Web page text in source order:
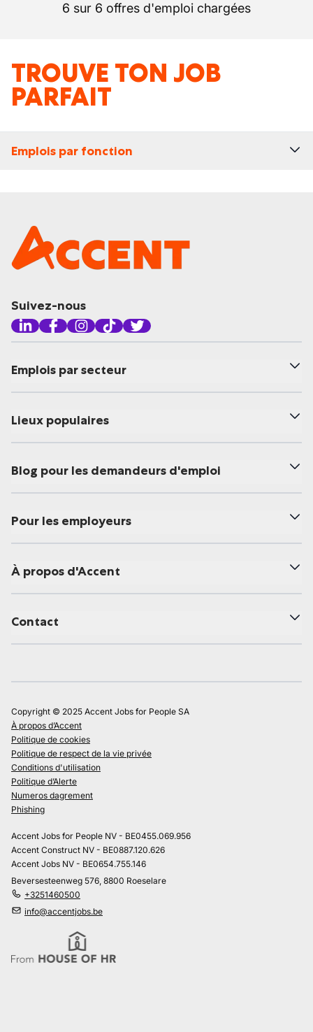
6 sur 6 offres d'emploi chargées
TROUVE TON JOB
PARFAIT
Emplois par fonction
Suivez-nous
Emplois par secteur
Lieux populaires
Blog pour les demandeurs d'emploi
Pour les employeurs
À propos d'Accent
Contact
Copyright © 2025 Accent Jobs for People SA
À propos d’Accent
Politique de cookies
Politique de respect de la vie privée
Conditions d'utilisation
Politique d’Alerte
Numeros dagrement
Phishing
Accent Jobs for People NV - BE0455.069.956
Accent Construct NV - BE0887.120.626
Accent Jobs NV - BE0654.755.146
Beversesteenweg 576, 8800 Roeselare
+3251460500
info@accentjobs.be